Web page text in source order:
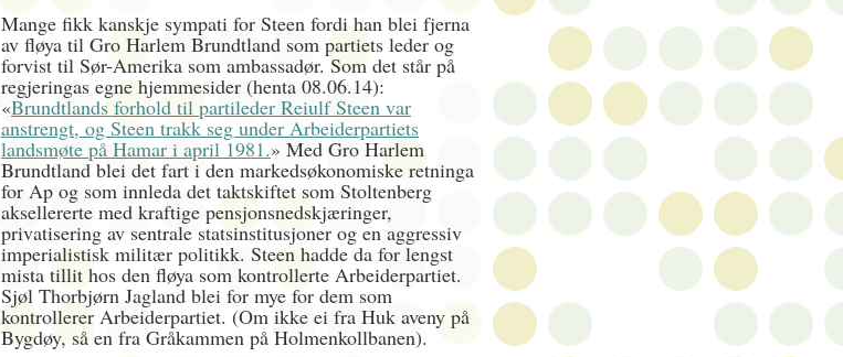
Mange fikk kanskje sympati for Steen fordi han blei fjerna
av fløya til Gro Harlem Brundtland som partiets leder og
forvist til Sør-Amerika som ambassadør. Som det står på
regjeringas egne hjemmesider (henta 08.06.14):
«Brundtlands forhold til partileder Reiulf Steen var
anstrengt, og Steen trakk seg under Arbeiderpartiets
landsmøte på Hamar i april 1981.» Med Gro Harlem
Brundtland blei det fart i den markedsøkonomiske retninga
for Ap og som innleda det taktskiftet som Stoltenberg
aksellererte med kraftige pensjonsnedskjæringer,
privatisering av sentrale statsinstitusjoner og en aggressiv
imperialistisk militær politikk. Steen hadde da for lengst
mista tillit hos den fløya som kontrollerte Arbeiderpartiet.
Sjøl Thorbjørn Jagland blei for mye for dem som
kontrollerer Arbeiderpartiet. (Om ikke ei fra Huk aveny på
Bygdøy, så en fra Gråkammen på Holmenkollbanen).